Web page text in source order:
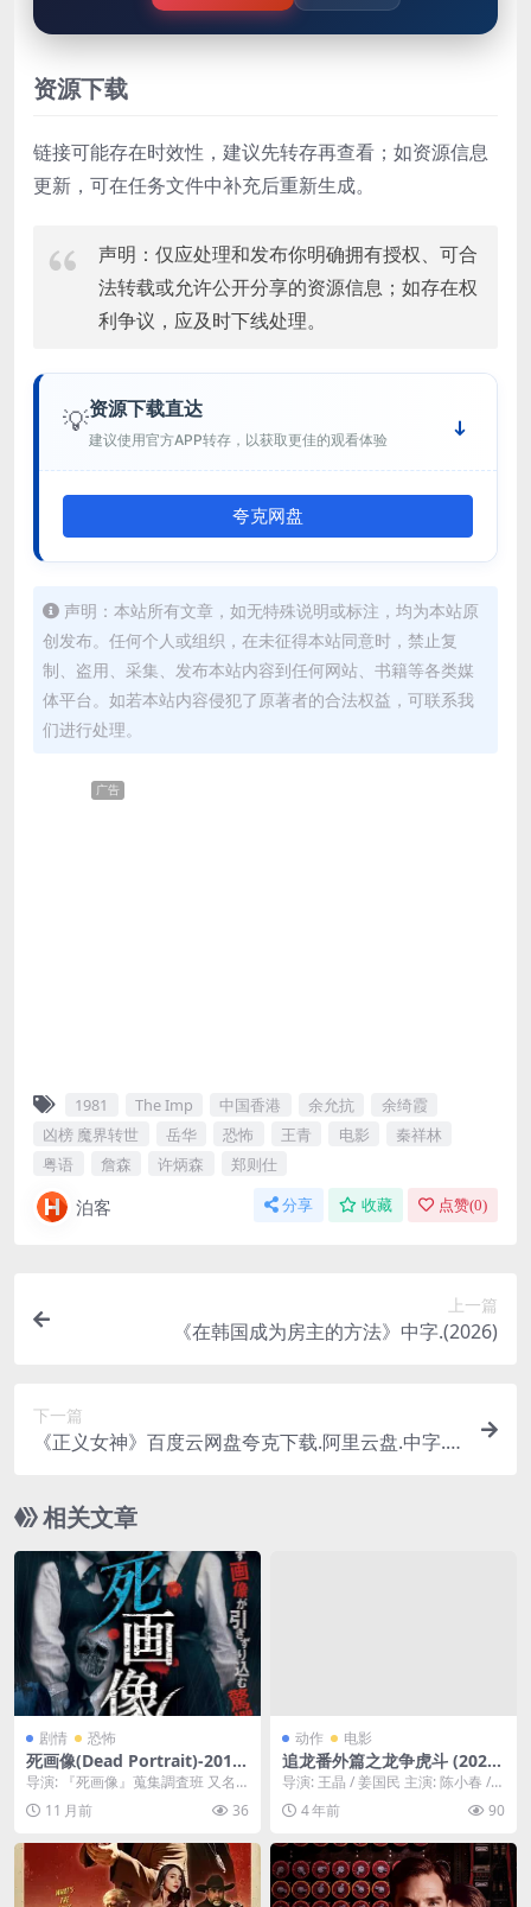
资源下载
链接可能存在时效性，建议先转存再查看；如资源信息
更新，可在任务文件中补充后重新生成。
声明：仅应处理和发布你明确拥有授权、可合
法转载或允许公开分享的资源信息；如存在权
利争议，应及时下线处理。
💡资源下载直达
建议使用官方APP转存，以获取更佳的观看体验
夸克网盘
声明：本站所有文章，如无特殊说明或标注，均为本站原
创发布。任何个人或组织，在未征得本站同意时，禁止复
制、盗用、采集、发布本站内容到任何网站、书籍等各类媒
体平台。如若本站内容侵犯了原著者的合法权益，可联系我
们进行处理。
广告
1981 The Imp 中国香港 余允抗
余绮霞
凶榜 魔界转世
岳华 恐怖 王青 电影
秦祥林
粤语
詹森 许炳森 郑则仕
泊客 分享 收藏 点赞(0)
上一篇
《在韩国成为房主的方法》中字.(2026)
下一篇
《正义女神》百度云网盘夸克下载.阿里云盘.中字.(2
相关文章
剧情 恐怖
死画像(Dead Portrait)-2015-
恐怖-免费下载 🖼️一个画家专
门为死者绘制“遗像”，但他画
出的每一幅肖像，似乎都带有
厄运🖼️｜
导演: 『死画像』蒐集調査班 又名:
隔墙有鬼（台） 资源下载：死画像
下载阿里云...
11 月前 36
动作 电影
追龙番外篇之龙争虎斗 (2023)
1080中字
导演: 王晶 / 姜国民 主演: 陈小春 /
王浩信 / 郑则仕 / 林子善 /...
4 年前 90